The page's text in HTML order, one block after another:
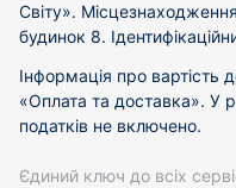
Світу».
будинок 8.
Інформація про вартість
«Оплата та доставка». У
податків не включено.
Єдиний ключ до всіх